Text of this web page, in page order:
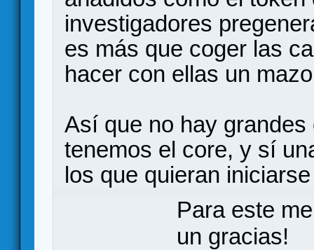
investigadores
es más que coger las
hacer con ellas un
Así que no hay
tenemos el core, y sí
los que quieran
Para este
un gracias!